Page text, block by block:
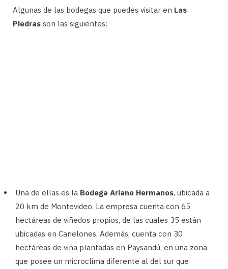
Algunas de las bodegas que puedes visitar en Las
Piedras son las siguientes:
Una de ellas es la Bodega Ariano Hermanos, ubicada a
20 km de Montevideo. La empresa cuenta con 65
hectáreas de viñedos propios, de las cuales 35 están
ubicadas en Canelones. Además, cuenta con 30
hectáreas de viña plantadas en Paysandú, en una zona
que posee un microclima diferente al del sur que